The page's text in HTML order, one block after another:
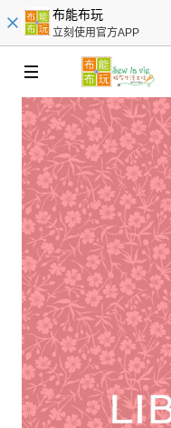
布能布玩
立刻使用官方APP